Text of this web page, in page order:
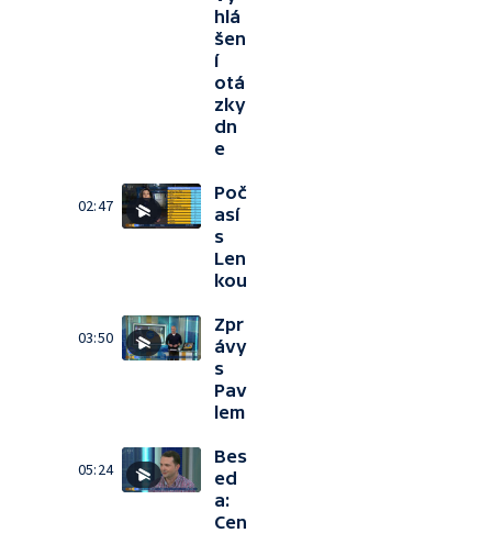
hlá
šen
í
otá
zky
dn
e
02:47
Poč
así
s
Len
kou
03:50
Zpr
ávy
s
Pav
lem
05:24
Bes
ed
a:
Cen